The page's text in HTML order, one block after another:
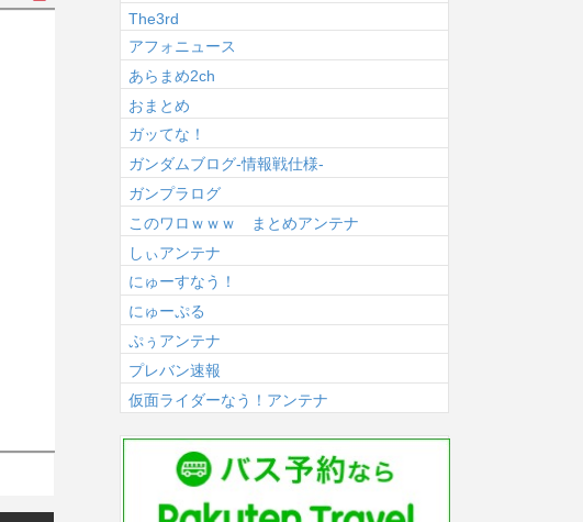
The3rd
アフォニュース
あらまめ2ch
おまとめ
ガッてな！
ガンダムブログ-情報戦仕様-
ガンプラログ
このワロｗｗｗ まとめアンテナ
しぃアンテナ
にゅーすなう！
にゅーぷる
ぷぅアンテナ
プレバン速報
仮面ライダーなう！アンテナ